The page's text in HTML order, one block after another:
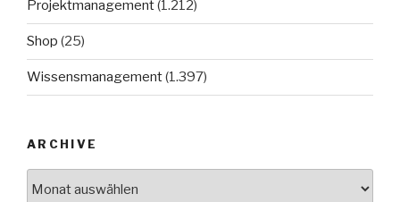
Projektmanagement(1.212)
Shop (25)
Wissensmanagement(1.397)
ARCHIVE